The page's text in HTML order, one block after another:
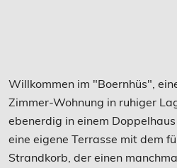
Willkommen im "Boernhüs",
Zimmer-Wohnung in ruhiger
ebenerdig in einem
eine eigene Terrasse mit dem
Strandkorb, der einen